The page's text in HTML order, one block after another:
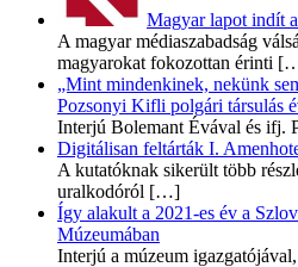
Magyar lapot indít
A magyar médiaszabadság
magyarokat fokozottan érinti
„Mint mindenkinek, nekünk
Pozsonyi Kifli polgári társulás
Interjú Bolemant Évával és ifj.
Digitálisan feltárták I.
A kutatóknak sikerült több
uralkodóról […]
Így alakult a 2021-es év a
Múzeumában
Interjú a múzeum